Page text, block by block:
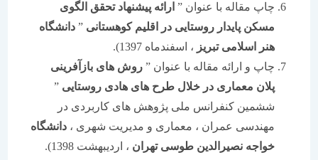
چاپ مقاله با عنوان ”ارائه پیشنهاد تحقق الگوی
مسکن پایدار روستایی در اقلیم کوهستانی”دانشگاه
هنر اسلامی تبریز ، اسفندماه 1397).
چاپ و ارائه مقاله با عنوان ”روش های بازآفرینی
پلان معماری در خلال طرح های هادی روستایی”
ششمین کنفرانس ملی پژوهش های کاربردی در
مهندسی عمران ، معماری و مدیریت شهری ،دانشگاه
خواجه نصیرالدین طوسی تهران ، اردیبهشت 1398).